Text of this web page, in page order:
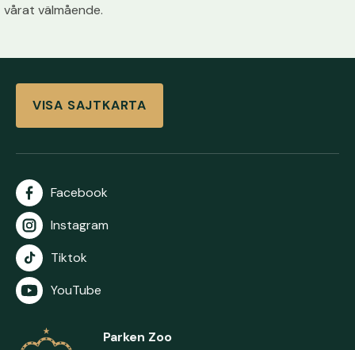
vårat välmående.
VISA SAJTKARTA
Facebook
Instagram
Tiktok
YouTube
Parken Zoo